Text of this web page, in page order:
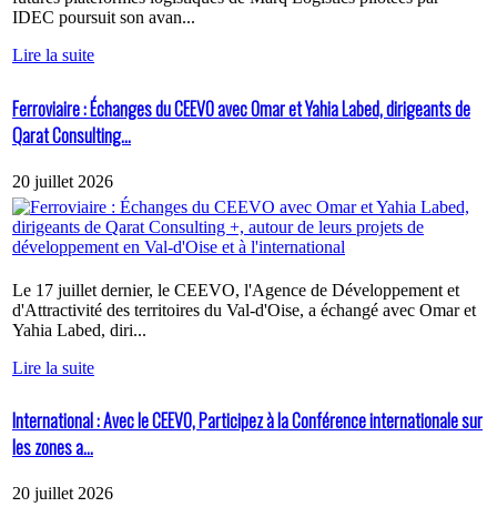
IDEC poursuit son avan...
Lire la suite
Ferroviaire : Échanges du CEEVO avec Omar et Yahia Labed, dirigeants de
Qarat Consulting...
20 juillet 2026
Le 17 juillet dernier, le CEEVO, l'Agence de Développement et
d'Attractivité des territoires du Val-d'Oise, a échangé avec Omar et
Yahia Labed, diri...
Lire la suite
International : Avec le CEEVO, Participez à la Conférence internationale sur
les zones a...
20 juillet 2026